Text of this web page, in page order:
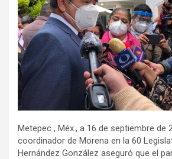
Metepec , Méx., a 16 de septiembre de
coordinador de Morena en la 60
Hernández González aseguró que el